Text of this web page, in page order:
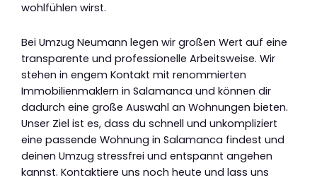
wohlfühlen wirst.
Bei Umzug Neumann legen wir großen Wert auf eine
transparente und professionelle Arbeitsweise. Wir
stehen in engem Kontakt mit renommierten
Immobilienmaklern in Salamanca und können dir
dadurch eine große Auswahl an Wohnungen bieten.
Unser Ziel ist es, dass du schnell und unkompliziert
eine passende Wohnung in Salamanca findest und
deinen Umzug stressfrei und entspannt angehen
kannst. Kontaktiere uns noch heute und lass uns